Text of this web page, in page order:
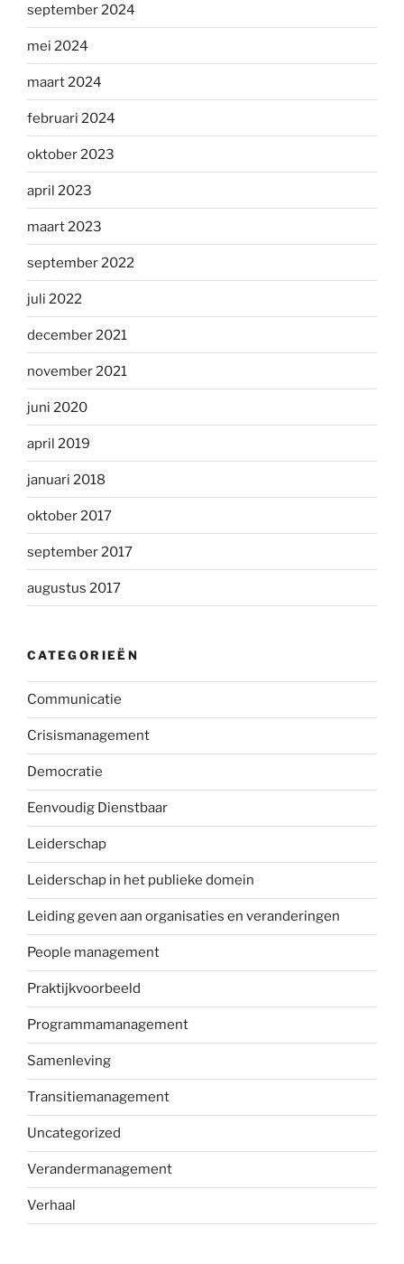
september 2024
mei 2024
maart 2024
februari 2024
oktober 2023
april 2023
maart 2023
september 2022
juli 2022
december 2021
november 2021
juni 2020
april 2019
januari 2018
oktober 2017
september 2017
augustus 2017
CATEGORIEËN
Communicatie
Crisismanagement
Democratie
Eenvoudig Dienstbaar
Leiderschap
Leiderschap in het publieke domein
Leiding geven aan organisaties en veranderingen
People management
Praktijkvoorbeeld
Programmamanagement
Samenleving
Transitiemanagement
Uncategorized
Verandermanagement
Verhaal